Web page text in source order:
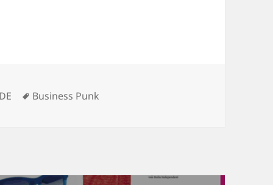
Schlagwörter
Business Punk